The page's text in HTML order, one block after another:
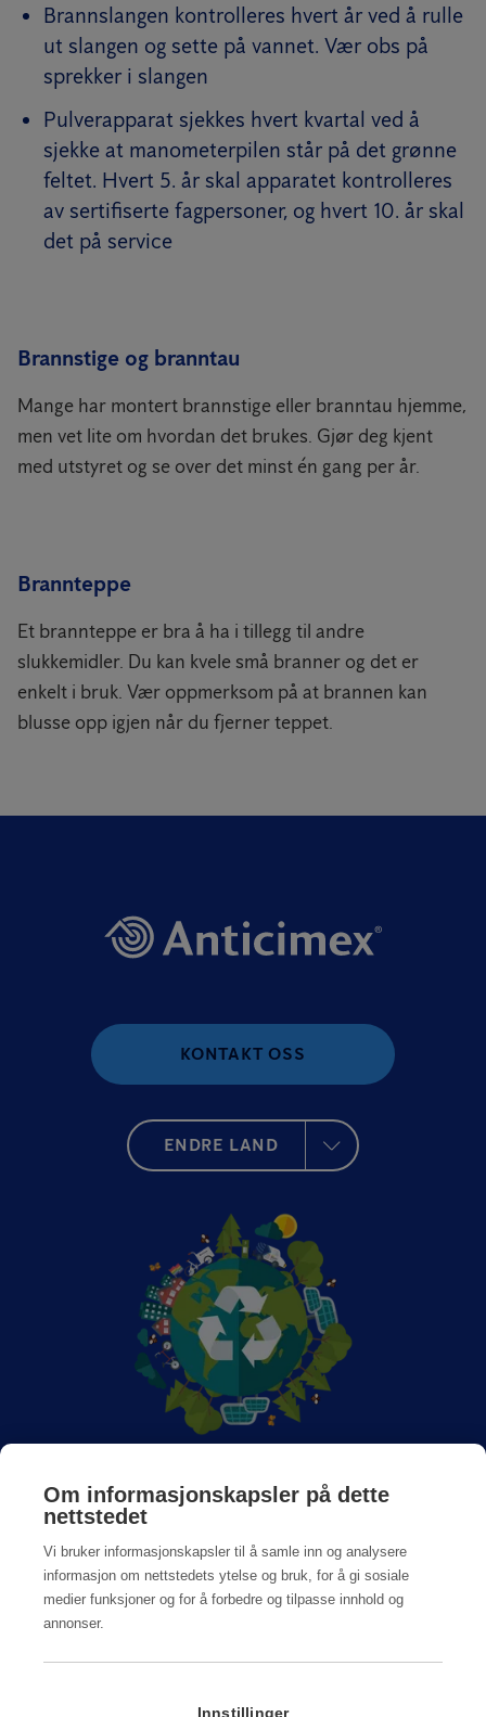
Brannslangen kontrolleres hvert år ved å rulle
ut slangen og sette på vannet. Vær obs på
sprekker i slangen
Pulverapparat sjekkes hvert kvartal ved å
sjekke at manometerpilen står på det grønne
feltet. Hvert 5. år skal apparatet kontrolleres
av sertifiserte fagpersoner, og hvert 10. år skal
det på service
Brannstige og branntau
Mange har montert brannstige eller branntau hjemme,
men vet lite om hvordan det brukes. Gjør deg kjent
med utstyret og se over det minst én gang per år.
Brannteppe
Et brannteppe er bra å ha i tillegg til andre
slukkemidler. Du kan kvele små branner og det er
enkelt i bruk. Vær oppmerksom på at brannen kan
blusse opp igjen når du fjerner teppet.
KONTAKT OSS
ENDRE LAND
Personvern og Cookiepolicy
Om informasjonskapsler på dette
nettstedet
Vi bruker informasjonskapsler til å samle inn og analysere
informasjon om nettstedets ytelse og bruk, for å gi sosiale
medier funksjoner og for å forbedre og tilpasse innhold og
annonser.
Innstillinger